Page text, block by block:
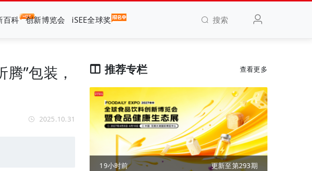
百科 创新博览会 iSEE全球奖 搜索
”包装，
2025.10.31
推荐专栏 查看更多
19小时前 更新至第293期